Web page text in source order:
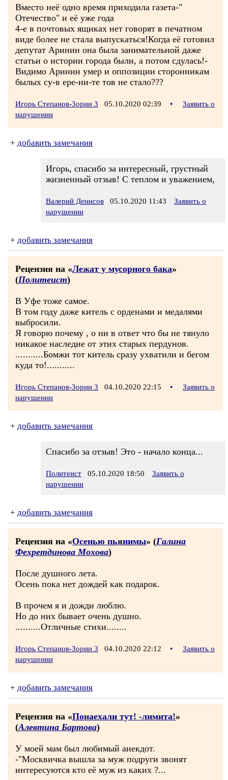
Вместо неё одно время приходила газета-"
Отечество" и её уже года
4-е в почтовых ящиках нет говорят в печатном
виде более не стала выпускаться!Когда её готовил
депутат Аринин она была занимательной даже
статьи о истории города были, а потом сдулась!-
Видимо Аринин умер и оппозиции сторонникам
былых су-в ере-ни-те тов не стало???
Игорь Степанов-Зорин 3 05.10.2020 02:39 •
Заявить о
нарушении
+ добавить замечания
Игорь, спасибо за интересный, грустный
жизненный отзыв! С теплом и уважением,
Валерий Денисов 05.10.2020 11:43
Заявить о
нарушении
+ добавить замечания
Рецензия на «Лежат у мусорного бака»
(Политеист)
В Уфе тоже самое.
В том году даже китель с орденами и медалями
выбросили.
Я говорю почему , о ни в ответ что бы не тянуло
никакое наследие от этих старых пердунов.
...........Бомжи тот китель сразу ухватили и бегом
куда то!...........
Игорь Степанов-Зорин 3 04.10.2020 22:15 •
Заявить о
нарушении
+ добавить замечания
Спасибо за отзыв! Это - начало конца...
Политеист 05.10.2020 18:50
Заявить о
нарушении
+ добавить замечания
Рецензия на «Осенью пьянимы» (Галина
Фехретдинова Мохова)
После душного лета.
Осень пока нет дождей как подарок.
В прочем я и дожди люблю.
Но до них бывает очень душно.
..........Отличные стихи........
Игорь Степанов-Зорин 3 04.10.2020 22:12 •
Заявить о
нарушении
+ добавить замечания
Рецензия на «Понаехали тут! -лимита!»
(Алевтина Бартова)
У моей мам был любимый анекдот.
-"Москвичка вышла за муж подруги звонят
интересуются кто её муж из каких ?...